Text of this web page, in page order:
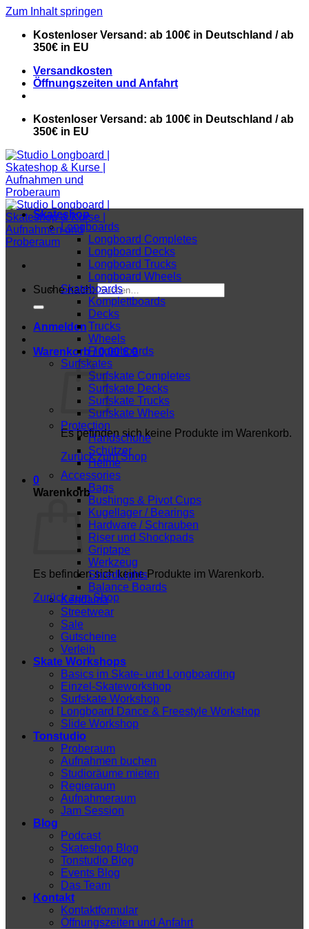
Zum Inhalt springen
Kostenloser Versand: ab 100€ in Deutschland / ab
350€ in EU
Versandkosten
Öffnungszeiten und Anfahrt
Kostenloser Versand: ab 100€ in Deutschland / ab
350€ in EU
Suche nach:
Anmelden
Warenkorb /0,00€ 0
Es befinden sich keine Produkte im Warenkorb.
Zurück zum Shop
0
Warenkorb
Es befinden sich keine Produkte im Warenkorb.
Zurück zum Shop
Skateshop
Longboards
Longboard Completes
Longboard Decks
Longboard Trucks
Longboard Wheels
Skateboards
Komplettboards
Decks
Trucks
Wheels
Fingerboards
Surfskates
Surfskate Completes
Surfskate Decks
Surfskate Trucks
Surfskate Wheels
Protection
Handschuhe
Schützer
Helme
Accessories
Bags
Bushings & Pivot Cups
Kugellager / Bearings
Hardware / Schrauben
Riser und Shockpads
Griptape
Werkzeug
ShredLights
Balance Boards
Kendama
Streetwear
Sale
Gutscheine
Verleih
Skate Workshops
Basics im Skate- und Longboarding
Einzel-Skateworkshop
Surfskate Workshop
Longboard Dance & Freestyle Workshop
Slide Workshop
Tonstudio
Proberaum
Aufnahmen buchen
Studioräume mieten
Regieraum
Aufnahmeraum
Jam Session
Blog
Podcast
Skateshop Blog
Tonstudio Blog
Events Blog
Das Team
Kontakt
Kontaktformular
Öffnungszeiten und Anfahrt